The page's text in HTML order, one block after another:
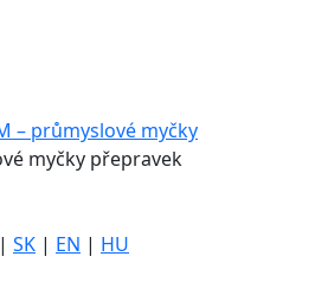
myčky přepravek
| SK | EN | HU